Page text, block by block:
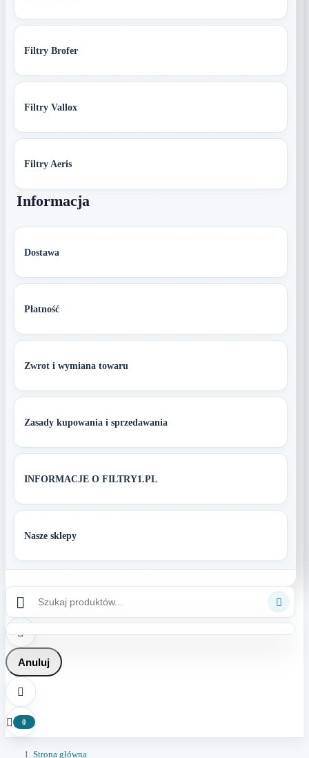
Filtry Brofer
Filtry Vallox
Filtry Aeris
Informacja
Dostawa
Płatność
Zwrot i wymiana towaru
Zasady kupowania i sprzedawania
INFORMACJE O FILTRY1.PL
Nasze sklepy
 

Anuluj

 0
Strona główna